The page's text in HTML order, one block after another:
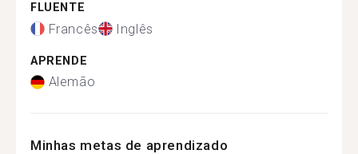
FLUENTE
Francês Inglês
APRENDE
Alemão
Minhas metas de aprendizado